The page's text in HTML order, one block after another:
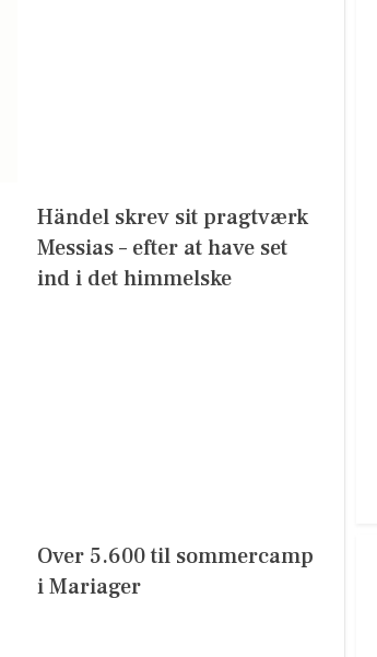
Händel skrev sit pragtværk
Messias – efter at have set
ind i det himmelske
Over 5.600 til sommercamp
i Mariager